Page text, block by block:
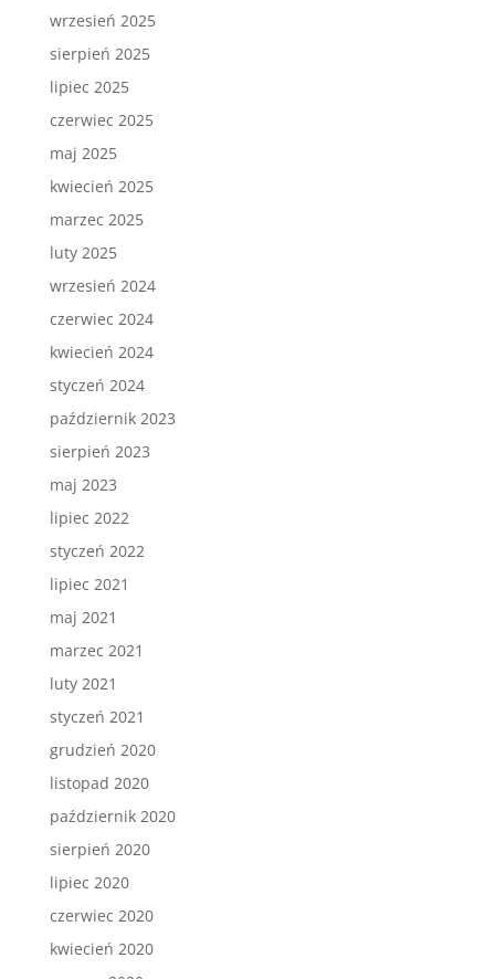
wrzesień 2025
sierpień 2025
lipiec 2025
czerwiec 2025
maj 2025
kwiecień 2025
marzec 2025
luty 2025
wrzesień 2024
czerwiec 2024
kwiecień 2024
styczeń 2024
październik 2023
sierpień 2023
maj 2023
lipiec 2022
styczeń 2022
lipiec 2021
maj 2021
marzec 2021
luty 2021
styczeń 2021
grudzień 2020
listopad 2020
październik 2020
sierpień 2020
lipiec 2020
czerwiec 2020
kwiecień 2020